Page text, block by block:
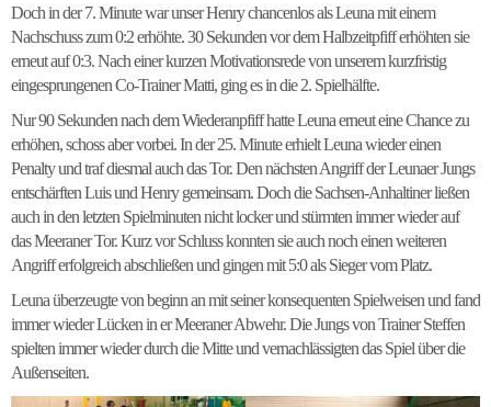
Doch in der 7. Minute war unser Henry chancenlos als Leuna mit einem
Nachschuss zum 0:2 erhöhte. 30 Sekunden vor dem Halbzeitpfiff erhöhten sie
erneut auf 0:3. Nach einer kurzen Motivationsrede von unserem kurzfristig
eingesprungenen Co-Trainer Matti, ging es in die 2. Spielhälfte.
Nur 90 Sekunden nach dem Wiederanpfiff hatte Leuna erneut eine Chance zu
erhöhen, schoss aber vorbei. In der 25. Minute erhielt Leuna wieder einen
Penalty und traf diesmal auch das Tor. Den nächsten Angriff der Leunaer Jungs
entschärften Luis und Henry gemeinsam. Doch die Sachsen-Anhaltiner ließen
auch in den letzten Spielminuten nicht locker und stürmten immer wieder auf
das Meeraner Tor. Kurz vor Schluss konnten sie auch noch einen weiteren
Angriff erfolgreich abschließen und gingen mit 5:0 als Sieger vom Platz.
Leuna überzeugte von beginn an mit seiner konsequenten Spielweisen und fand
immer wieder Lücken in er Meeraner Abwehr. Die Jungs von Trainer Steffen
spielten immer wieder durch die Mitte und vernachlässigten das Spiel über die
Außenseiten.